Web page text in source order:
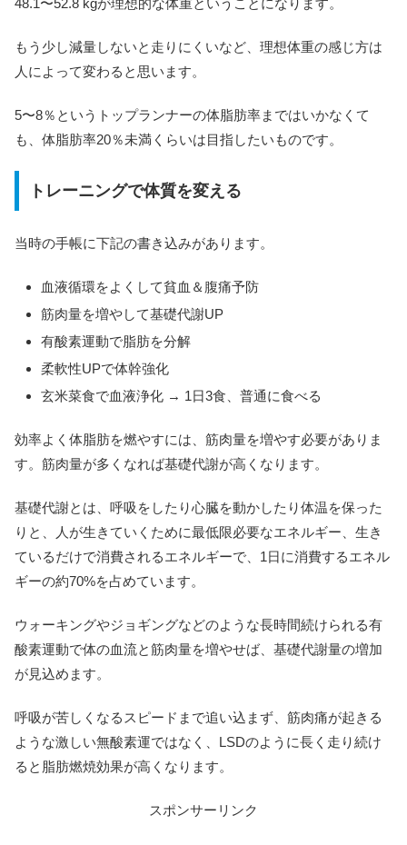
48.1〜52.8 kgが理想的な体重ということになります。
もう少し減量しないと走りにくいなど、理想体重の感じ方は
人によって変わると思います。
5〜8％というトップランナーの体脂肪率まではいかなくて
も、体脂肪率20％未満くらいは目指したいものです。
トレーニングで体質を変える
当時の手帳に下記の書き込みがあります。
血液循環をよくして貧血＆腹痛予防
筋肉量を増やして基礎代謝UP
有酸素運動で脂肪を分解
柔軟性UPで体幹強化
玄米菜食で血液浄化 → 1日3食、普通に食べる
効率よく体脂肪を燃やすには、筋肉量を増やす必要がありま
す。筋肉量が多くなれば基礎代謝が高くなります。
基礎代謝とは、呼吸をしたり心臓を動かしたり体温を保った
りと、人が生きていくために最低限必要なエネルギー、生き
ているだけで消費されるエネルギーで、1日に消費するエネル
ギーの約70%を占めています。
ウォーキングやジョギングなどのような長時間続けられる有
酸素運動で体の血流と筋肉量を増やせば、基礎代謝量の増加
が見込めます。
呼吸が苦しくなるスピードまで追い込まず、筋肉痛が起きる
ような激しい無酸素運ではなく、LSDのように長く走り続け
ると脂肪燃焼効果が高くなります。
スポンサーリンク